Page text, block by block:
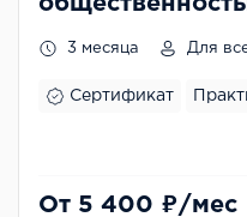
3 месяца Для
Сертификат
От 5 400 ₽/мес